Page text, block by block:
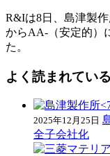
R&Iは8日、島津製
からAA-（安定的）
た。
よく読まれてい
2025年12月25日
全子会社化